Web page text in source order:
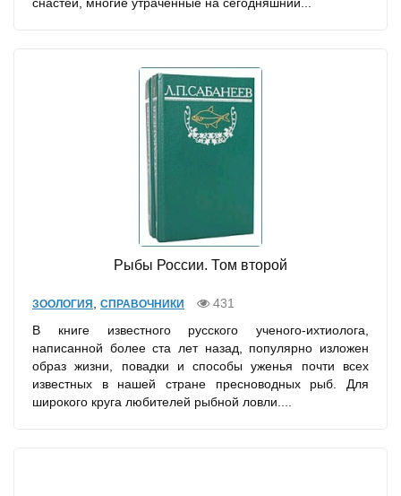
Рыбы России. Том второй
ЗООЛОГИЯ СПРАВОЧНИКИ
431
В книге известного русского ученого-ихтиолога,
написанной более ста лет назад, популярно изложен
образ жизни, повадки и способы уженья почти всех
известных в нашей стране пресноводных рыб. Для
широкого круга любителей рыбной ловли....